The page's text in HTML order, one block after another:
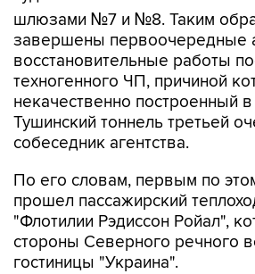
шлюзами №7 и №8. Таким
завершены первоочередные
восстановительные работы
техногенного ЧП, причиной
некачественно построенный
Тушинский тоннель третьей
собеседник агентства.
По его словам, первым по
прошел пассажирский
"Флотилии Рэдиссон Ройал",
стороны Северного речного
гостиницы "Украина".